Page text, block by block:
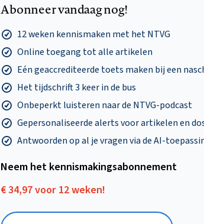
Abonneer vandaag nog!
12 weken kennismaken met het NTVG
Online toegang tot alle artikelen
Eén geaccrediteerde toets maken bij een
Het tijdschrift 3 keer in de bus
Onbeperkt luisteren naar de NTVG-podcast
Gepersonaliseerde alerts voor artikelen en
Antwoorden op al je vragen via de AI-
Neem het kennismakings­abonnement
€ 34,97 voor 12 weken!